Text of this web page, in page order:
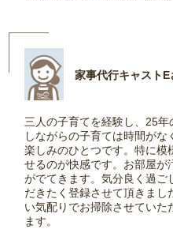
家事代行キャスト
三人の子育てを経験し、25
しながらの子育ては時間が
楽しみのひとつです。特に模
せるのが快感です。お部屋が
がでてきます。気分良く過ご
だきたく登録させて頂きま
い気配りでお掃除させていた
ます。